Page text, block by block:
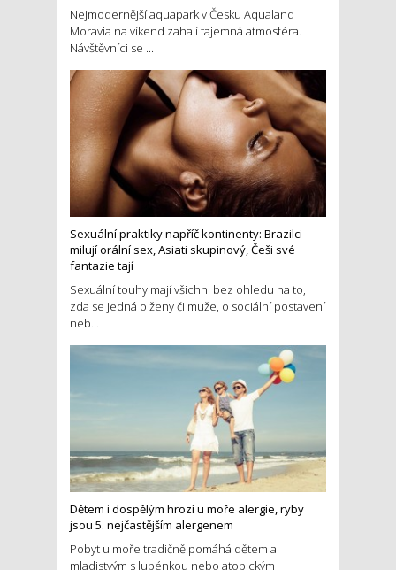
Nejmodernější aquapark v Česku Aqualand
Moravia na víkend zahalí tajemná atmosféra.
Návštěvníci se ...
Sexuální praktiky napříč kontinenty: Brazilci
milují orální sex, Asiati skupinový, Češi své
fantazie tají
Sexuální touhy mají všichni bez ohledu na to,
zda se jedná o ženy či muže, o sociální postavení
neb...
Dětem i dospělým hrozí u moře alergie, ryby
jsou 5. nejčastějším alergenem
Pobyt u moře tradičně pomáhá dětem a
mladistvým s lupénkou nebo atopickým